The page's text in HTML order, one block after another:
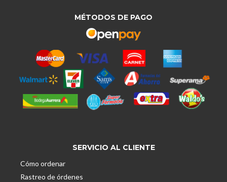
MÉTODOS DE PAGO
SERVICIO AL CLIENTE
Cómo ordenar
Rastreo de órdenes